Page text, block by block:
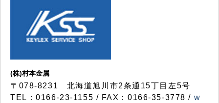
(株)村本金属
〒078-8231 北海道旭川市2条通15丁目左5号
TEL：0166-23-1155 / FAX：0166-35-3778 / w